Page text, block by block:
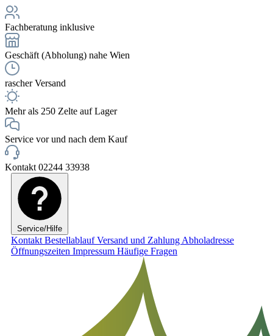
Fachberatung inklusive
Geschäft (Abholung) nahe Wien
rascher Versand
Mehr als 250 Zelte auf Lager
Service vor und nach dem Kauf
Kontakt 02244 33938
Service/Hilfe
Kontakt BestellablaufVersand und Zahlung Abholadresse
Öffnungszeiten Impressum Häufige Fragen